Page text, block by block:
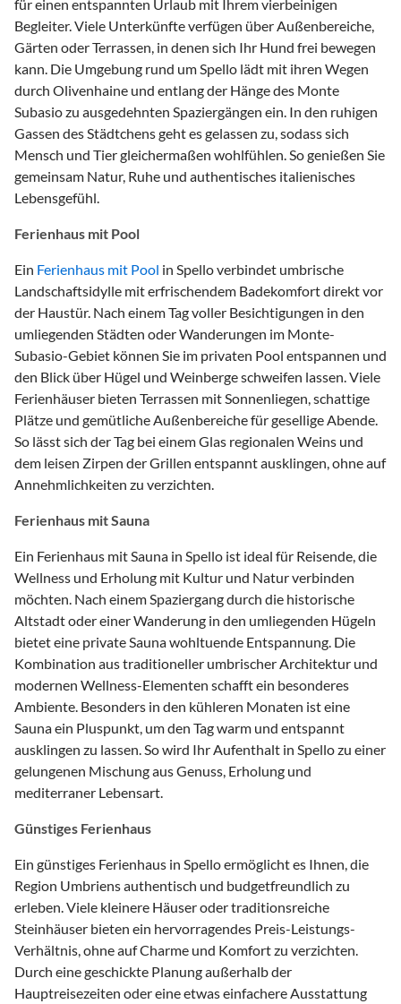
für einen entspannten Urlaub mit Ihrem vierbeinigen
Begleiter. Viele Unterkünfte verfügen über Außenbereiche,
Gärten oder Terrassen, in denen sich Ihr Hund frei bewegen
kann. Die Umgebung rund um Spello lädt mit ihren Wegen
durch Olivenhaine und entlang der Hänge des Monte
Subasio zu ausgedehnten Spaziergängen ein. In den ruhigen
Gassen des Städtchens geht es gelassen zu, sodass sich
Mensch und Tier gleichermaßen wohlfühlen. So genießen Sie
gemeinsam Natur, Ruhe und authentisches italienisches
Lebensgefühl.
Ferienhaus mit Pool
Ein Ferienhaus mit Pool in Spello verbindet umbrische
Landschaftsidylle mit erfrischendem Badekomfort direkt vor
der Haustür. Nach einem Tag voller Besichtigungen in den
umliegenden Städten oder Wanderungen im Monte-
Subasio-Gebiet können Sie im privaten Pool entspannen und
den Blick über Hügel und Weinberge schweifen lassen. Viele
Ferienhäuser bieten Terrassen mit Sonnenliegen, schattige
Plätze und gemütliche Außenbereiche für gesellige Abende.
So lässt sich der Tag bei einem Glas regionalen Weins und
dem leisen Zirpen der Grillen entspannt ausklingen, ohne auf
Annehmlichkeiten zu verzichten.
Ferienhaus mit Sauna
Ein Ferienhaus mit Sauna in Spello ist ideal für Reisende, die
Wellness und Erholung mit Kultur und Natur verbinden
möchten. Nach einem Spaziergang durch die historische
Altstadt oder einer Wanderung in den umliegenden Hügeln
bietet eine private Sauna wohltuende Entspannung. Die
Kombination aus traditioneller umbrischer Architektur und
modernen Wellness-Elementen schafft ein besonderes
Ambiente. Besonders in den kühleren Monaten ist eine
Sauna ein Pluspunkt, um den Tag warm und entspannt
ausklingen zu lassen. So wird Ihr Aufenthalt in Spello zu einer
gelungenen Mischung aus Genuss, Erholung und
mediterraner Lebensart.
Günstiges Ferienhaus
Ein günstiges Ferienhaus in Spello ermöglicht es Ihnen, die
Region Umbriens authentisch und budgetfreundlich zu
erleben. Viele kleinere Häuser oder traditionsreiche
Steinhäuser bieten ein hervorragendes Preis-Leistungs-
Verhältnis, ohne auf Charme und Komfort zu verzichten.
Durch eine geschickte Planung außerhalb der
Hauptreisezeiten oder eine etwas einfachere Ausstattung